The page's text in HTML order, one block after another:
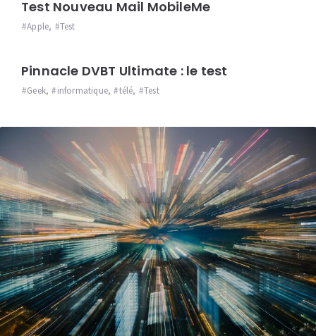
Test Nouveau Mail MobileMe
Apple, Test
Pinnacle DVBT Ultimate : le test
Geek, informatique, télé, Test